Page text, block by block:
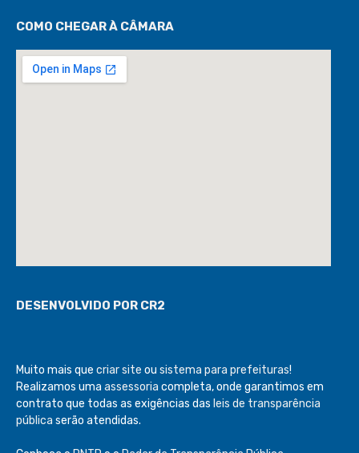
COMO CHEGAR À CÂMARA
DESENVOLVIDO POR CR2
Muito mais que criar site ou sistema para prefeituras!
Realizamos uma assessoria completa, onde garantimos em
contrato que todas as exigências das leis de transparência
pública serão atendidas.